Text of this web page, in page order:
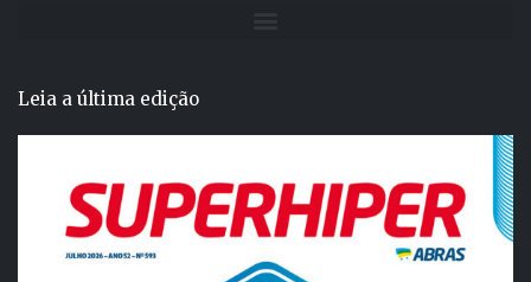
Leia a última edição